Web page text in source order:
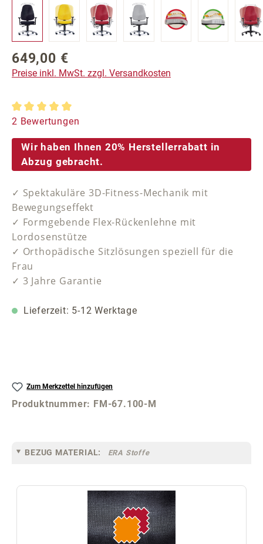
Regulärer Preis:
649,00 €
Preise inkl. MwSt. zzgl. Versandkosten
Durchschnittliche Bewertung von 5 von 5 Sternen
2 Bewertungen
Wir haben Ihnen 20% Herstellerrabatt in
Abzug gebracht.
✓ Spektakuläre 3D-Fitness-Mechanik mit
Bewegungseffekt
✓ Formgebende Flex-Rückenlehne mit
Lordosenstütze
✓ Orthopädische Sitzlösungen speziell für die
Frau
✓ 3 Jahre Garantie
Lieferzeit: 5-12 Werktage
Zum Merkzettel hinzufügen
Produktnummer: FM-67.100-M
BEZUG MATERIAL: ERA Stoffe